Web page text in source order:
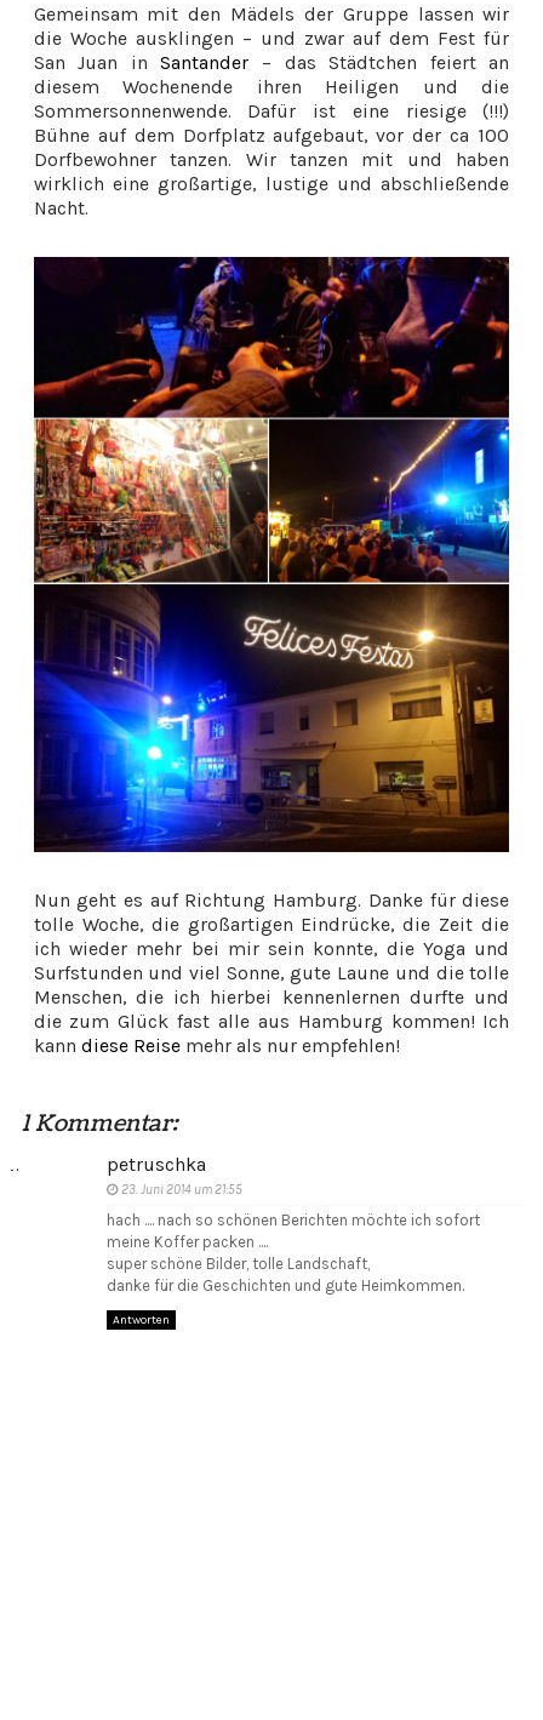
Gemeinsam mit den Mädels der Gruppe lassen wir
die Woche ausklingen – und zwar auf dem Fest für
San Juan inSantander – das Städtchen feiert an
diesem Wochenende ihren Heiligen und die
Sommersonnenwende. Dafür ist eine riesige (!!!)
Bühne auf dem Dorfplatz aufgebaut, vor der ca 100
Dorfbewohner tanzen. Wir tanzen mit und haben
wirklich eine großartige, lustige und abschließende
Nacht.
Nun geht es auf Richtung Hamburg. Danke für diese
tolle Woche, die großartigen Eindrücke, die Zeit die
ich wieder mehr bei mir sein konnte, die Yoga und
Surfstunden und viel Sonne, gute Laune und die tolle
Menschen, die ich hierbei kennenlernen durfte und
die zum Glück fast alle aus Hamburg kommen! Ich
kann diese Reise mehr als nur empfehlen!
1 Kommentar:
petruschka
23. Juni 2014 um 21:55
hach .... nach so schönen Berichten möchte ich sofort
meine Koffer packen ....
super schöne Bilder, tolle Landschaft,
danke für die Geschichten und gute Heimkommen.
Antworten